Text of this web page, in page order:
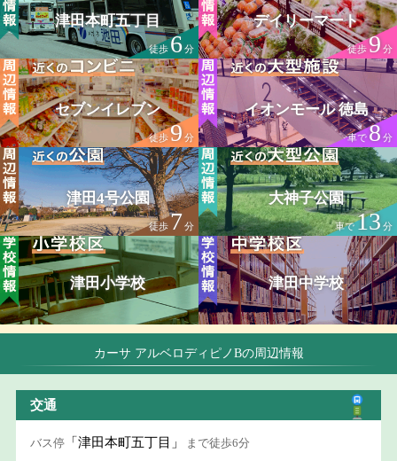
津田本町五丁目
徒歩6分
デイリーマート
徒歩9分
セブンイレブン
徒歩9分
イオンモール 徳島
車で8分
津田4号公園
徒歩7分
大神子公園
車で13 分
津田小学校 津田中学校
カーサ アルベロディピノBの周辺情報
交通
バス停 「津田本町五丁目」 まで徒歩6分